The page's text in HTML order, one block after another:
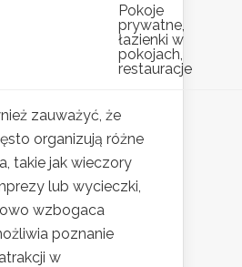
Pokoje
prywatne,
łazienki w
pokojach,
restauracje
zauważyć, że
organizują różne
takie jak wieczory
lub wycieczki,
wzbogaca
poznanie
w